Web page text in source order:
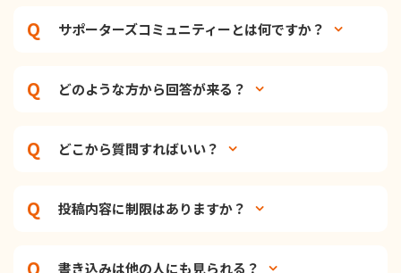
サポーターズコミュニティーとは何ですか？
どのような方から回答が来る？
どこから質問すればいい？
投稿内容に制限はありますか？
書き込みは他の人にも見られる？